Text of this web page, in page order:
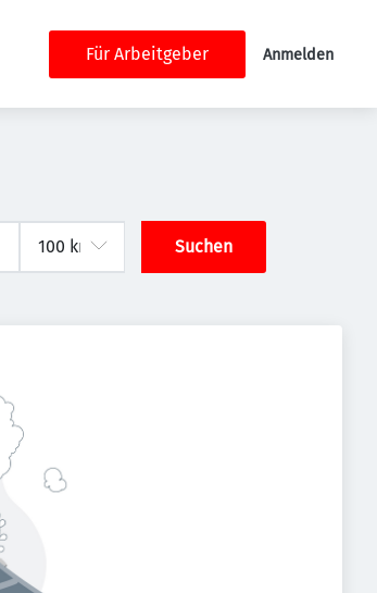
Für Arbeitgeber Anmelden
Suchen